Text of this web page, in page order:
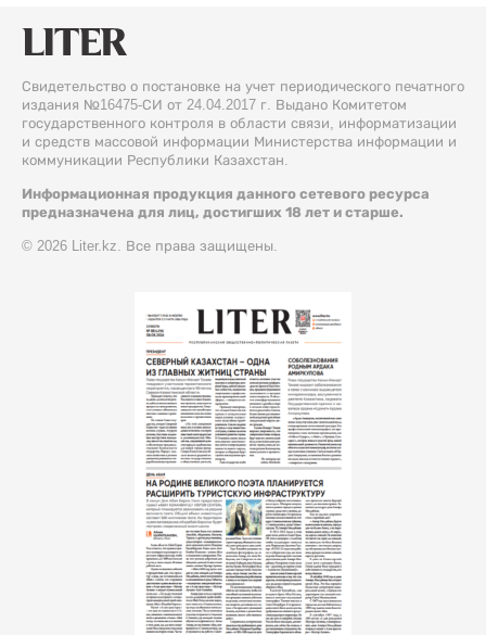
Свидетельство о постановке на учет периодического печатного
издания №16475-СИ от 24.04.2017 г. Выдано Комитетом
государственного контроля в области связи, информатизации
и средств массовой информации Министерства информации и
коммуникации Республики Казахстан.
Информационная продукция данного сетевого ресурса
предназначена для лиц, достигших 18 лет и старше.
© 2026 Liter.kz. Все права защищены.